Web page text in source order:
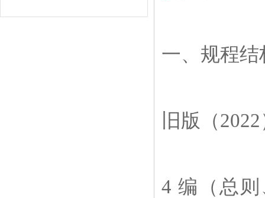
一、规程结
旧版（
4 编（总